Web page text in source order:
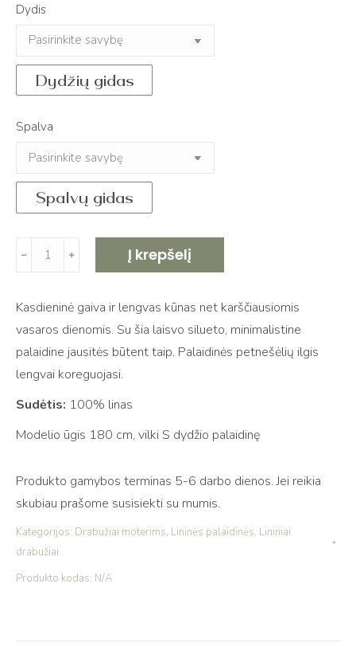
Dydis
Dydžių gidas
Spalva
Spalvų gidas
produkto
kiekis:
palaidinė
su
petnešėlėmis
LINDA
light
blue
﹣ ﹢ Į krepšelį
Kasdieninė gaiva ir lengvas kūnas net karščiausiomis
vasaros dienomis. Su šia laisvo silueto, minimalistine
palaidine jausitės būtent taip. Palaidinės petnešėlių ilgis
lengvai koreguojasi.
Sudėtis: 100% linas
Modelio ūgis 180 cm, vilki S dydžio palaidinę
Produkto gamybos terminas 5-6 darbo dienos. Jei reikia
skubiau prašome susisiekti su mumis.
Kategorijos: Drabužiai moterims, Lininės palaidinės, Lininiai
drabužiai
Produkto kodas: N/A